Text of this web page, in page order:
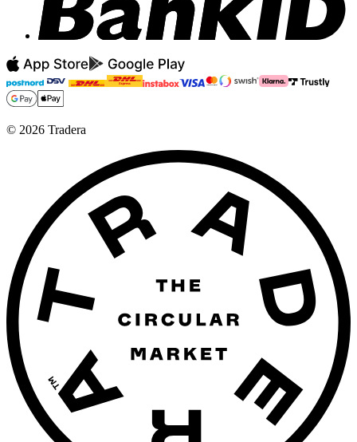
© 2026 Tradera